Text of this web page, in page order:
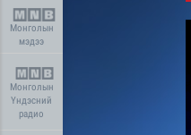
Монголын
мэдээ
Монголын
Үндэсний
радио